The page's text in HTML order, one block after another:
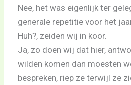
Nee, het was eigenlijk ter
generale repetitie voor het
Huh?, zeiden wij in koor.
Ja, zo doen wij dat hier,
wilden komen dan moesten
bespreken, riep ze terwijl ze